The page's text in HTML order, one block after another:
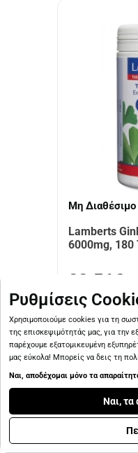
Μη Διαθέσιμο
Lamberts
6000mg, 180
28.56€
Ρυθμίσεις
Χρησιμοποιούμε cookies για τη
της επισκεψιμότητάς μας, για την
παρέχουμε εξατομικευμένη
μας εύκολα! Μπορείς να δεις τη
Ναι, αποδέχομαι μόνο τα
Ναι, τα